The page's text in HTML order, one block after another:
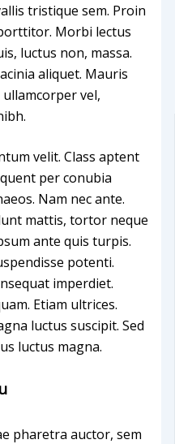
tristique sem. Proin
Morbi lectus
luctus non, massa.
aliquet. Mauris
vel,
velit. Class aptent
per conubia
Nam nec ante.
mattis, tortor neque
ante quis turpis.
potenti.
imperdiet.
Etiam ultrices.
luctus suscipit. Sed
luctus magna.
pharetra auctor, sem